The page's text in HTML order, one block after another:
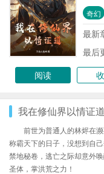
奇幻
最新
最后
阅读
我在修仙界以情证
前世为普通人的林烬在
称霸天下的日子，没想到自
禁地秘卷，逃亡之际却意外
圣体，掌洪荒之力！